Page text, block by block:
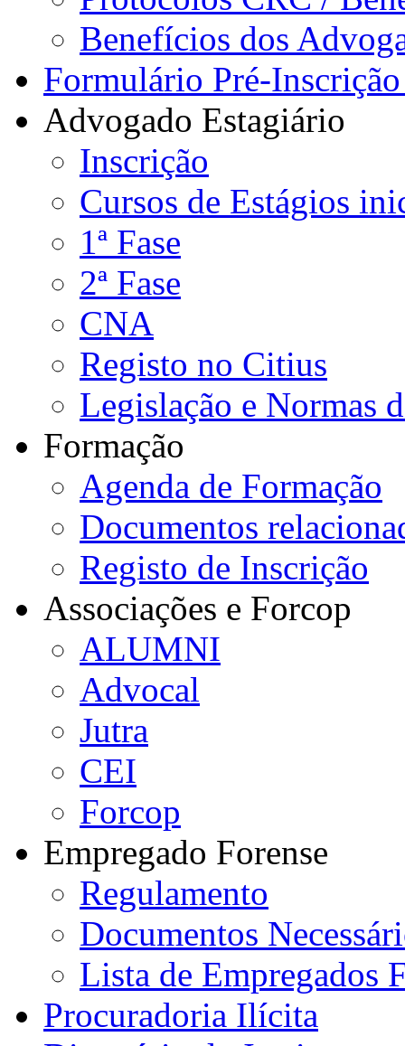
Benefícios dos
Formulário Pré-
Advogado Estagiário
Inscrição
Cursos de Estágios
1ª Fase
2ª Fase
CNA
Registo no Citius
Legislação e Normas
Formação
Agenda de Formação
Documentos
Registo de Inscrição
Associações e Forcop
ALUMNI
Advocal
Jutra
CEI
Forcop
Empregado Forense
Regulamento
Documentos
Lista de Empregados
Procuradoria Ilícita